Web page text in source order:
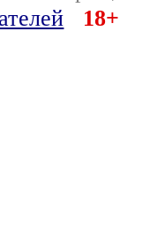
18+